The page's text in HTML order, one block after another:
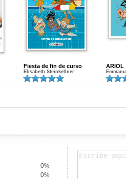
Fiesta de fin de curso
Elisabeth Steinkellner
ARIOL
0%
0%